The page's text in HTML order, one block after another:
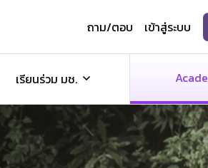
ถาม/ตอบ เข้าสู่ระบบ
เรียนร่วม มช.